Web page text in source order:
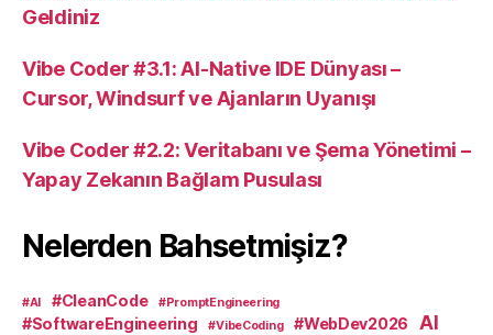
Geldiniz
Vibe Coder #3.1: AI-Native IDE Dünyası –
Cursor, Windsurf ve Ajanların Uyanışı
Vibe Coder #2.2: Veritabanı ve Şema Yönetimi –
Yapay Zekanın Bağlam Pusulası
Nelerden Bahsetmişiz?
#AI #CleanCode #PromptEngineering
#SoftwareEngineering #VibeCoding #WebDev2026 AI